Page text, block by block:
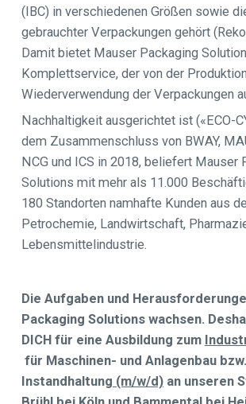
(IBC) in verschiedenen Größen sowie
gebrauchter Verpackungen gehört
Damit bietet Mauser Packaging
Komplettservice, der von der
Wiederverwendung der Verpackungen
Nachhaltigkeit ausgerichtet ist («ECO-
dem Zusammenschluss von BWAY,
NCG und ICS in 2018, beliefert Mauser
Solutions mit mehr als 11.000
180 Standorten namhafte Kunden aus
Petrochemie, Landwirtschaft,
Lebensmittelindustrie.
Die Aufgaben und
Packaging Solutions wachsen.
DICH für eine Ausbildung zum
für Maschinen- und Anlagenbau bzw.
Instandhaltung (m/w/d)an unseren